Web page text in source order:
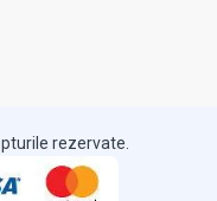
rezervate.